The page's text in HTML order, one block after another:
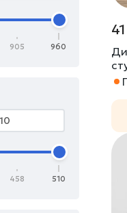
905 960
458 510